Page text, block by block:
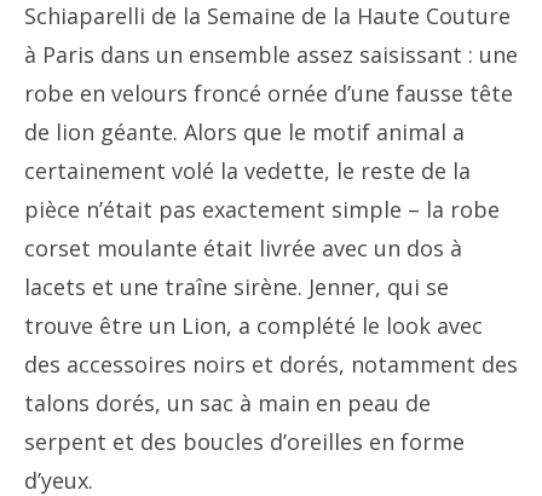
Schiaparelli de la Semaine de la Haute Couture
à Paris dans un ensemble assez saisissant : une
robe en velours froncé ornée d’une fausse tête
de lion géante. Alors que le motif animal a
certainement volé la vedette, le reste de la
pièce n’était pas exactement simple – la robe
corset moulante était livrée avec un dos à
lacets et une traîne sirène. Jenner, qui se
trouve être un Lion, a complété le look avec
des accessoires noirs et dorés, notamment des
talons dorés, un sac à main en peau de
serpent et des boucles d’oreilles en forme
d’yeux.